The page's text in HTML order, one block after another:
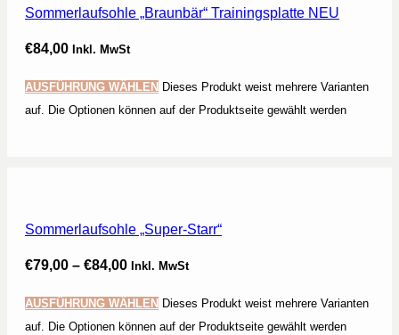
Sommerlaufsohle „Braunbär“ Trainingsplatte NEU
€84,00 Inkl. MwSt
AUSFÜHRUNG WÄHLEN Dieses Produkt weist mehrere Varianten
auf. Die Optionen können auf der Produktseite gewählt werden
Sommerlaufsohle „Super-Starr“
€79,00 – €84,00 Inkl. MwSt
AUSFÜHRUNG WÄHLEN Dieses Produkt weist mehrere Varianten
auf. Die Optionen können auf der Produktseite gewählt werden